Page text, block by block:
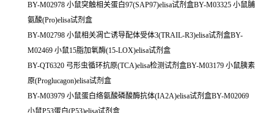
BY-M02978 小鼠突触相关蛋白97(SAP97)elisa试剂盒BY-M03325 小鼠脯
氨酸(Pro)elisa试剂盒
BY-M02798 小鼠相关凋亡诱导配体受体3(TRAIL-R3)elisa试剂盒BY-
M02469 小鼠15脂加氧酶(15-LOX)elisa试剂盒
BY-QT6320 弓形虫循环抗原(TCA)elisa检测试剂盒BY-M03179 小鼠胰素
原(Proglucagon)elisa试剂盒
BY-M03979 小鼠蛋白络氨酸磷酸酶抗体(IA2A)elisa试剂盒BY-M02069